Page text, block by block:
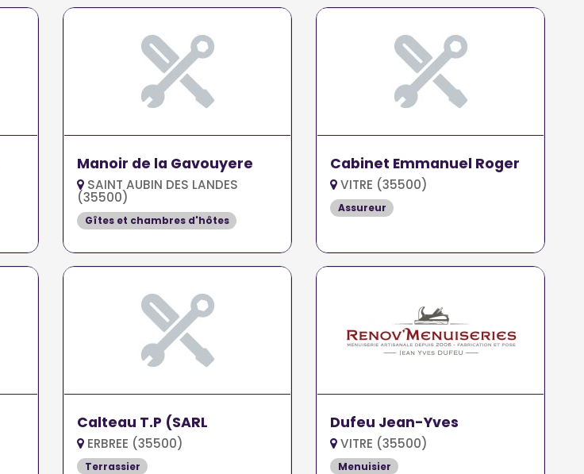
Manoir de la Gavouyere
SAINT AUBIN DES LANDES
(35500)
Gîtes et chambres d'hôtes
Cabinet Emmanuel Roger
VITRE (35500)
Assureur
Calteau T.P (SARL
ERBREE (35500)
Terrassier
Dufeu Jean-Yves
VITRE (35500)
Menuisier